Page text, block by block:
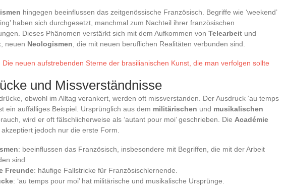
hingegen beeinflussen das zeitgenössische Französisch. Begriffe wie ‘weekend’
haben sich durchgesetzt, manchmal zum Nachteil ihrer französischen
Dieses Phänomen verstärkt sich mit dem Aufkommen von Telearbeit und
, neuen Neologismen , die mit neuen beruflichen Realitäten verbunden sind.
Die neuen aufstrebenden Sterne der brasilianischen Kunst, die man verfolgen sollte
und Missverständnisse
obwohl im Alltag verankert, werden oft missverstanden. Der Ausdruck ‘au temps
ein auffälliges Beispiel. Ursprünglich aus dem militärischen und musikalischen
wird er oft fälschlicherweise als ‘autant pour moi’ geschrieben. Die Académie
akzeptiert jedoch nur die erste Form.
: beeinflussen das Französisch, insbesondere mit Begriffen, die mit der Arbeit
sind.
Freunde: häufige Fallstricke für Französischlernende.
: ‘au temps pour moi’ hat militärische und musikalische Ursprünge.